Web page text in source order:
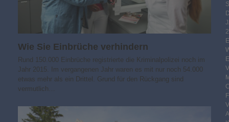
Wie Sie Einbrüche verhindern
Rund 150.000 Einbrüche registrierte die Kriminalpolizei noch im
Jahr 2015. Im vergangenen Jahr waren es mit nur noch 54.000
etwas mehr als ein Drittel. Grund für den Rückgang sind
vermutlich…